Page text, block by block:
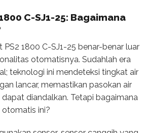
C-SJ1-25: Bagaimana
1800 C-SJ1-25 benar-benar luar
otomatisnya. Sudahlah era
teknologi ini mendeteksi tingkat air
lancar, memastikan pasokan air
diandalkan. Tetapi bagaimana
otomatis ini?